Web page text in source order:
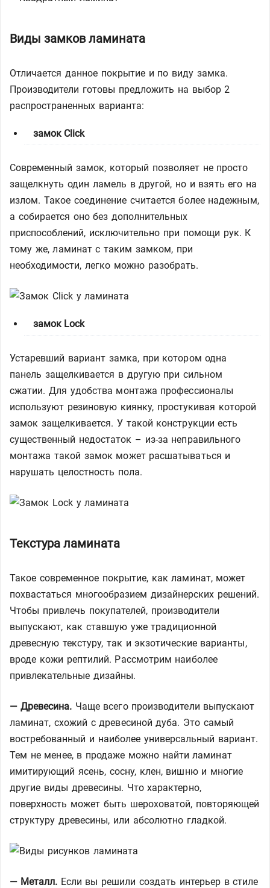
Виды замков ламината
Отличается данное покрытие и по виду замка.
Производители готовы предложить на выбор 2
распространенных варианта:
замок Click
Современный замок, который позволяет не просто
защелкнуть один ламель в другой, но и взять его на
излом. Такое соединение считается более надежным,
а собирается оно без дополнительных
приспособлений, исключительно при помощи рук. К
тому же, ламинат с таким замком, при
необходимости, легко можно разобрать.
замок Lock
Устаревший вариант замка, при котором одна
панель защелкивается в другую при сильном
сжатии. Для удобства монтажа профессионалы
используют резиновую киянку, простукивая которой
замок защелкивается. У такой конструкции есть
существенный недостаток – из-за неправильного
монтажа такой замок может расшатываться и
нарушать целостность пола.
Текстура ламината
Такое современное покрытие, как ламинат, может
похвастаться многообразием дизайнерских решений.
Чтобы привлечь покупателей, производители
выпускают, как ставшую уже традиционной
древесную текстуру, так и экзотические варианты,
вроде кожи рептилий. Рассмотрим наиболее
привлекательные дизайны.
— Древесина.Чаще всего производители выпускают
ламинат, схожий с древесиной дуба. Это самый
востребованный и наиболее универсальный вариант.
Тем не менее, в продаже можно найти ламинат
имитирующий ясень, сосну, клен, вишню и многие
другие виды древесины. Что характерно,
поверхность может быть шероховатой, повторяющей
структуру древесины, или абсолютно гладкой.
— Металл.Если вы решили создать интерьер в стиле